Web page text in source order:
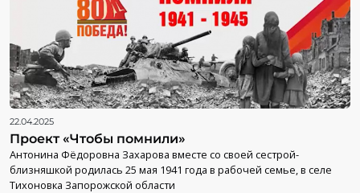
22.04.2025
Проект «Чтобы помнили»
Антонина Фёдоровна Захарова вместе со своей сестрой-
близняшкой родилась 25 мая 1941 года в рабочей семье, в селе
Тихоновка Запорожской области